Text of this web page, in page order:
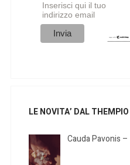
Inserisci qui il tuo
indirizzo email
LE NOVITA’ DAL THEMPIO
Cauda Pavonis